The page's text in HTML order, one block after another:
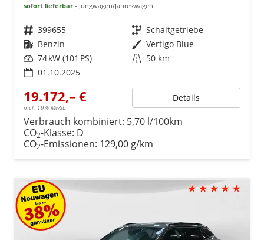
sofort lieferbar Jungwagen/Jahreswagen
Fahrzeugnr. 399655 Getriebe Schaltgetriebe
Kraftstoff Benzin Außenfarbe Vertigo Blue
Leistung 74 kW (101 PS) Kilometerstand 50 km
01.10.2025
19.172,– €
incl. 19% MwSt.
Details
Verbrauch kombiniert: 5,70 l/100km
CO2-Klasse: D
CO2-Emissionen: 129,00 g/km